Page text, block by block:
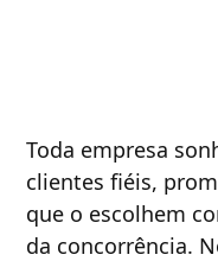
Toda empresa
clientes fiéis,
que o escolhem
da concorrência.